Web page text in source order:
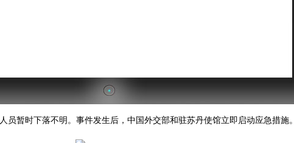
暂时下落不明。事件发生后，中国外交部和驻苏丹使馆立即启动应急措施。